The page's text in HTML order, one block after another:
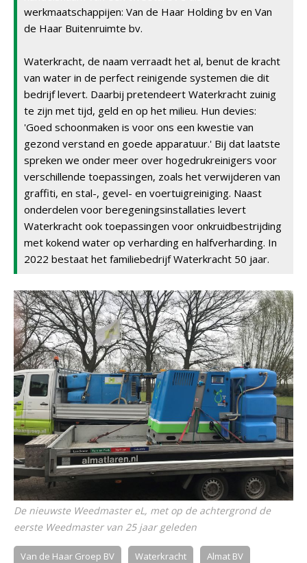
werkmaatschappijen: Van de Haar Holding bv en Van
de Haar Buitenruimte bv.
Waterkracht, de naam verraadt het al, benut de kracht
van water in de perfect reinigende systemen die dit
bedrijf levert. Daarbij pretendeert Waterkracht zuinig
te zijn met tijd, geld en op het milieu. Hun devies:
'Goed schoonmaken is voor ons een kwestie van
gezond verstand en goede apparatuur.' Bij dat laatste
spreken we onder meer over hogedrukreinigers voor
verschillende toepassingen, zoals het verwijderen van
graffiti, en stal-, gevel- en voertuigreiniging. Naast
onderdelen voor beregeningsinstallaties levert
Waterkracht ook toepassingen voor onkruidbestrijding
met kokend water op verharding en halfverharding. In
2022 bestaat het familiebedrijf Waterkracht 50 jaar.
De nieuwste Weedmaster eL, met op de achtergrond de
eerste Weedmaster van 25 jaar geleden
Van de Haar Groep BV Waterkracht Almat BV